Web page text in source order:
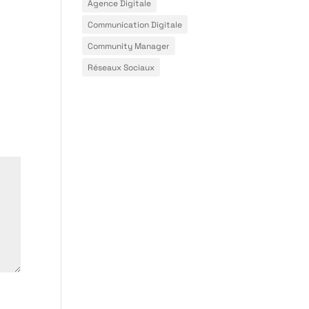
Agence Digitale
Communication Digitale
Community Manager
Réseaux Sociaux